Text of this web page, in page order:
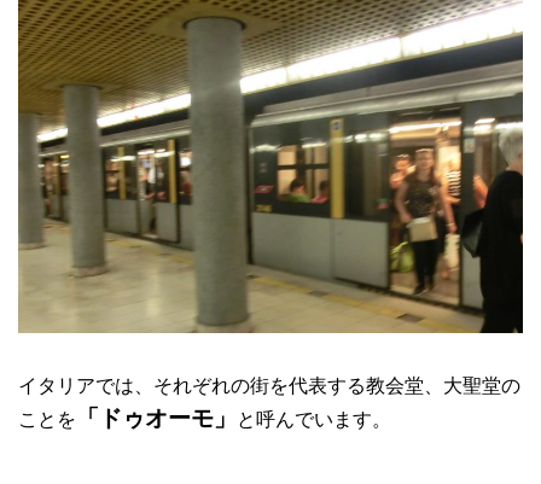
イタリアでは、それぞれの街を代表する教会堂、大聖堂の
ことを
「ドゥオーモ」 と呼んでいます。